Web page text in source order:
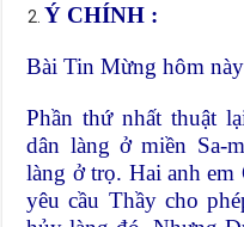
Ý CHÍNH :
Bài Tin Mừng hôm
Phần thứ nhất thuật
dân làng ở miền Sa-
làng ở trọ. Hai anh em
yêu cầu Thầy cho